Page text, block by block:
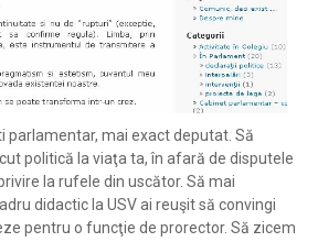
parlamentar, mai exact deputat. Să
politică la viaţa ta, în afară de disputele
la rufele din uscător. Să mai
didactic la USV ai reuşit să convingi
pentru o funcţie de prorector. Să zicem